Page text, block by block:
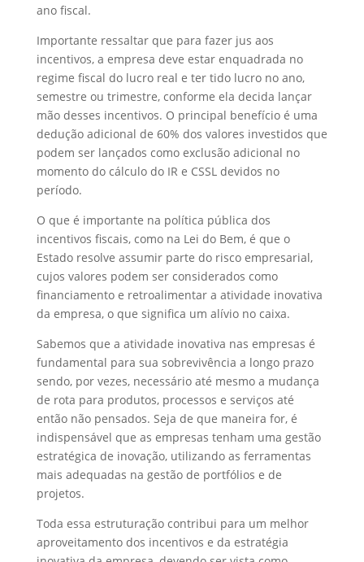
ano fiscal.
Importante ressaltar que para fazer jus aos
incentivos, a empresa deve estar enquadrada no
regime fiscal do lucro real e ter tido lucro no ano,
semestre ou trimestre, conforme ela decida lançar
mão desses incentivos. O principal benefício é uma
dedução adicional de 60% dos valores investidos que
podem ser lançados como exclusão adicional no
momento do cálculo do IR e CSSL devidos no
período.
O que é importante na política pública dos
incentivos fiscais, como na Lei do Bem, é que o
Estado resolve assumir parte do risco empresarial,
cujos valores podem ser considerados como
financiamento e retroalimentar a atividade inovativa
da empresa, o que significa um alívio no caixa.
Sabemos que a atividade inovativa nas empresas é
fundamental para sua sobrevivência a longo prazo
sendo, por vezes, necessário até mesmo a mudança
de rota para produtos, processos e serviços até
então não pensados. Seja de que maneira for, é
indispensável que as empresas tenham uma gestão
estratégica de inovação, utilizando as ferramentas
mais adequadas na gestão de portfólios e de
projetos.
Toda essa estruturação contribui para um melhor
aproveitamento dos incentivos e da estratégia